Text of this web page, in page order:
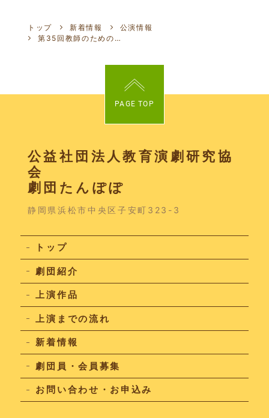
トップ 新着情報
公演情報
第35回教師のための朗読勉強会開催しました！
PAGE TOP
公益社団法人教育演劇研究協
会
劇団たんぽぽ
静岡県浜松市中央区子安町323-3
トップ
劇団紹介
上演作品
上演までの流れ
新着情報
劇団員・会員募集
お問い合わせ・お申込み